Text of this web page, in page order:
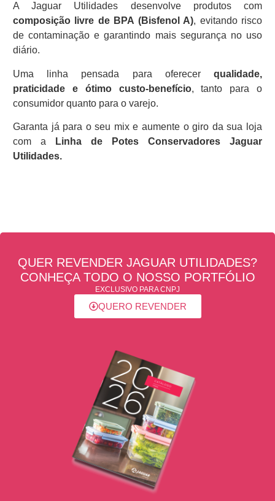
A Jaguar Utilidades desenvolve produtos com
composição livre de BPA (Bisfenol A), evitando risco
de contaminação e garantindo mais segurança no uso
diário.
Uma linha pensada para oferecer qualidade,
praticidade e ótimo custo-benefício, tanto para o
consumidor quanto para o varejo.
Garanta já para o seu mix e aumente o giro da sua loja
com a
Linha de Potes Conservadores Jaguar
Utilidades.
QUER REVENDER JAGUAR UTILIDADES?
CONHEÇA TODO O NOSSO PORTFÓLIO
EXCLUSIVO PARA CNPJ
QUERO REVENDER